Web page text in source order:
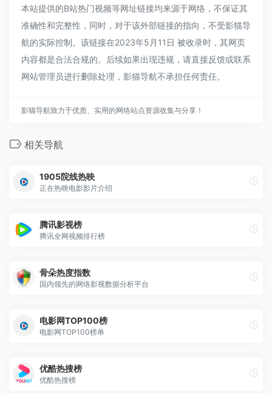
本站提供的B站热门视频等网址链接均来源于网络，不保证其
准确性和完整性，同时，对于该外部链接的指向，不受影猫导
航的实际控制。该链接在2023年5月11日 被收录时，其网页
内容都是合法合规的。后续如果出现违规，请直接反馈或联系
网站管理员进行删除处理，影猫导航不承担任何责任。
影猫导航致力于优质、实用的网络站点资源收集与分享！
相关导航
1905院线热映
正在热映电影影片介绍
腾讯影视榜
腾讯全网视频排行榜
骨朵热度指数
国内领先的网络影视数据分析平台
电影网TOP100榜
电影网TOP100榜单
优酷热搜榜
优酷热搜榜